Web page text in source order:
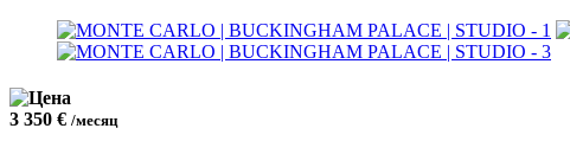
3 350 € /месяц